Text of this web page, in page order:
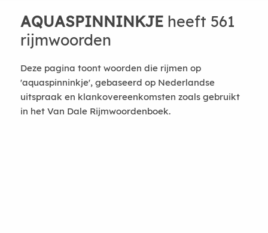
AQUASPINNINKJEheeft 561
rijmwoorden
Deze pagina toont woorden die rijmen op
'aquaspinninkje', gebaseerd op Nederlandse
uitspraak en klankovereenkomsten zoals gebruikt
in het Van Dale Rijmwoordenboek.